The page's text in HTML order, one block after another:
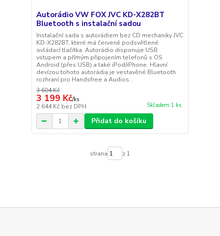
Autorádio VW FOX JVC KD-X282BT
Bluetooth s instalační sadou
Instalační sada s autorádiem bez CD mechaniky JVC
KD-X282BT, které má červeně podsvětlené
ovládací tlačítka. Autorádio disponuje USB
vstupem a přímým připojením telefonů s OS
Android (přes USB) a také iPod/iPhone. Hlavní
devízou tohoto autorádia je vestavěné Bluetooth
rozhraní pro Handsfree a Audios...
3 604 Kč
3 199 Kč/ks
2 644 Kč bez DPH Skladem 1 ks
Přidat do košíku
strana z 1